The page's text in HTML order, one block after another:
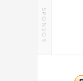
SPONSOR